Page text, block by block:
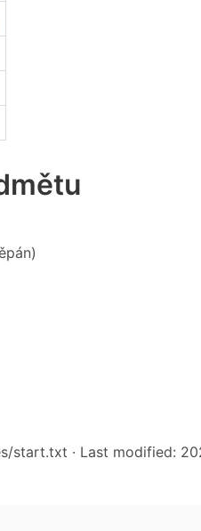
start.txt · Last modified: